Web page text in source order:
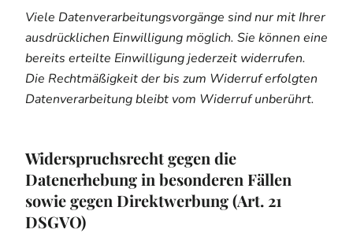
Viele Datenverarbeitungsvorgänge sind nur mit Ihrer
ausdrücklichen Einwilligung möglich. Sie können eine
bereits erteilte Einwilligung jederzeit widerrufen.
Die Rechtmäßigkeit der bis zum Widerruf erfolgten
Datenverarbeitung bleibt vom Widerruf unberührt.
Widerspruchsrecht gegen die
Datenerhebung in besonderen Fällen
sowie gegen Direktwerbung (Art. 21
DSGVO)